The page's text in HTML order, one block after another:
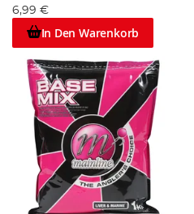
6,99 €
In Den Warenkorb